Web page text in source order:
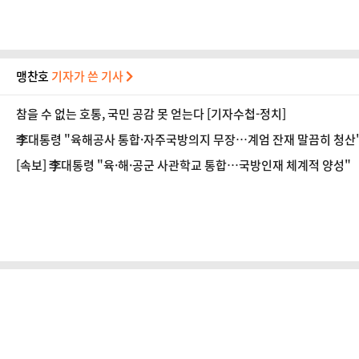
맹찬호 기자가 쓴 기사
참을 수 없는 호통, 국민 공감 못 얻는다 [기자수첩-정치]
李대통령 "육해공사 통합·자주국방의지 무장…계엄 잔재 말끔히 청
[속보] 李대통령 "육·해·공군 사관학교 통합…국방인재 체계적 양성"